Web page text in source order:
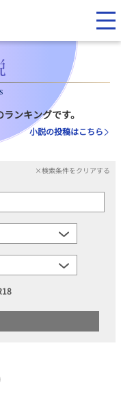
ンキングです。
小説の投稿はこちら
×検索条件をクリアする